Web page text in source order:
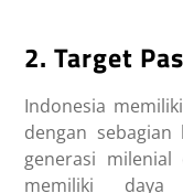
2. Target
Indonesia
dengan
generasi
memiliki